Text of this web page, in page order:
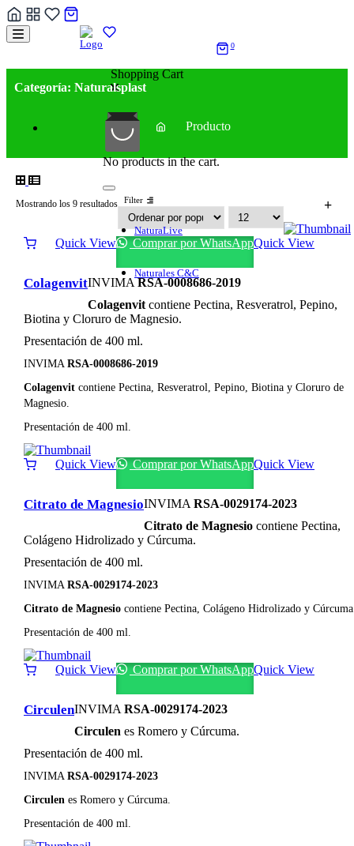
Skip
to
0
Shopping Cart
No products in the cart.
NaturaLive
Vitalnat
Naturales C&C
Categoría: Naturalsplast
Producto
Mostrando los 9 resultadosOrdenado
por
popularidad
Filter
Quick View Comprar por WhatsAppQuick View
ColagenvitINVIMARSA-0008686-2019
Colagenvit contiene Pectina, Resveratrol, Pepino,
Biotina y Cloruro de Magnesio.
Presentación de 400 ml.
INVIMA RSA-0008686-2019
Colagenvit contiene Pectina, Resveratrol, Pepino, Biotina y Cloruro de
Magnesio.
Presentación de 400 ml.
Quick View Comprar por WhatsAppQuick View
Citrato de MagnesioINVIMA RSA-0029174-2023
Citrato de Magnesio contiene Pectina,
Colágeno Hidrolizado y Cúrcuma.
Presentación de 400 ml.
INVIMA RSA-0029174-2023
Citrato de Magnesio contiene Pectina, Colágeno Hidrolizado y
Presentación de 400 ml.
Quick View Comprar por WhatsAppQuick View
CirculenINVIMA RSA-0029174-2023
Circulen es Romero y Cúrcuma.
Presentación de 400 ml.
INVIMA RSA-0029174-2023
Circulen es Romero y Cúrcuma.
Presentación de 400 ml.